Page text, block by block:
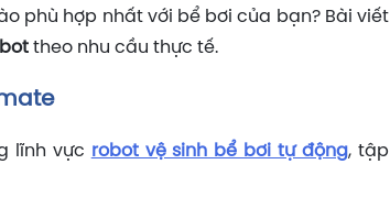
phù hợp nhất với bể bơi của bạn? Bài viết
theo nhu cầu thực tế.
lĩnh vực robot vệ sinh bể bơi tự động, tập